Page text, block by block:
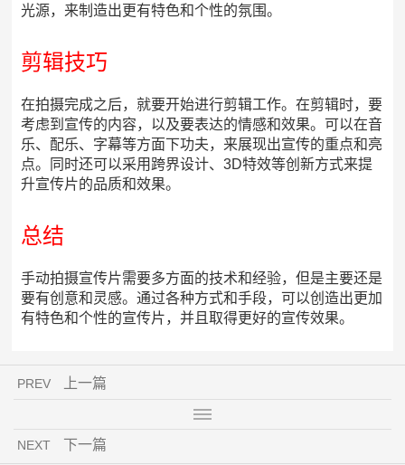
光源，来制造出更有特色和个性的氛围。
剪辑技巧
在拍摄完成之后，就要开始进行剪辑工作。在剪辑时，要
考虑到宣传的内容，以及要表达的情感和效果。可以在音
乐、配乐、字幕等方面下功夫，来展现出宣传的重点和亮
点。同时还可以采用跨界设计、3D特效等创新方式来提
升宣传片的品质和效果。
总结
手动拍摄宣传片需要多方面的技术和经验，但是主要还是
要有创意和灵感。通过各种方式和手段，可以创造出更加
有特色和个性的宣传片，并且取得更好的宣传效果。
PREV 上一篇
NEXT 下一篇